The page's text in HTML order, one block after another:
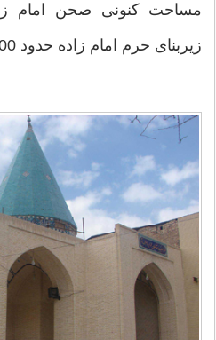
زیربنای حرم امام زاده حدود 2000 مترمربع می باشد.